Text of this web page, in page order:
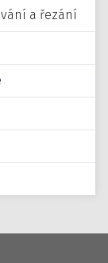
a řezání